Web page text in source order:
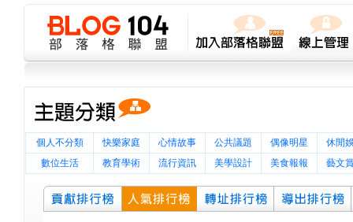
個人不分類 快樂家庭 心情故事 公共議題 偶像明星
休閒
數位生活
教育學術 流行資訊 美學設計 美食報報 藝文